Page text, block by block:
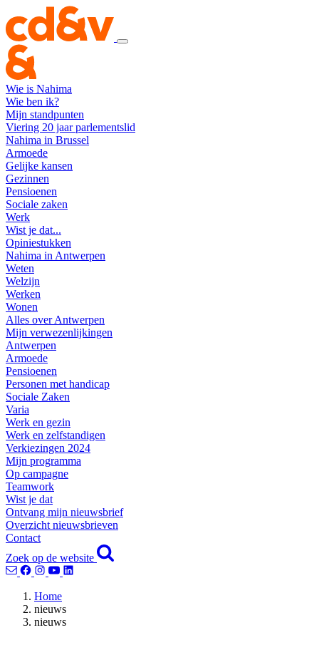
Wie is Nahima
Wie ben ik?
Mijn standpunten
Viering 20 jaar parlementslid
Nahima in Brussel
Armoede
Gelijke kansen
Gezinnen
Pensioenen
Sociale zaken
Werk
Wist je dat...
Opiniestukken
Nahima in Antwerpen
Weten
Welzijn
Werken
Wonen
Alles over Antwerpen
Mijn verwezenlijkingen
Antwerpen
Armoede
Pensioenen
Personen met handicap
Sociale Zaken
Varia
Werk en gezin
Werk en zelfstandigen
Verkiezingen 2024
Mijn programma
Op campagne
Teamwork
Wist je dat
Ontvang mijn nieuwsbrief
Overzicht nieuwsbrieven
Contact
Zoek op de website
Home
nieuws
nieuws